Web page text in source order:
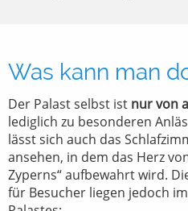
Was kann man
Der Palast selbst ist nur von
lediglich zu besonderen
lässt sich auch das
ansehen, in dem das Herz
Zyperns“ aufbewahrt wird.
für Besucher liegen jedoch